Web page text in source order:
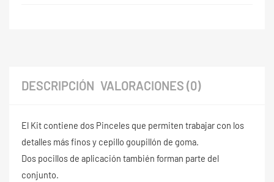
DESCRIPCIÓN VALORACIONES (0)
El Kit contiene dos Pinceles que permiten trabajar con los
detalles más finos y cepillo goupillón de goma.
Dos pocillos de aplicación también forman parte del
conjunto.